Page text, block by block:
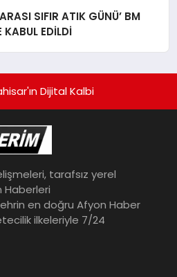
SIFIR ATIK GÜNÜ’ BM
KABUL EDİLDİ
Dijital Kalbi
tarafsız yerel
Haberleri
en doğru Afyon Haber
ilkeleriyle 7/24